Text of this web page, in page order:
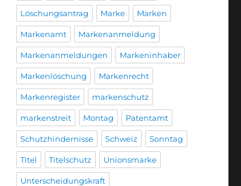
Löschungsantrag Marke Marken
Markenamt Markenanmeldung
Markenanmeldungen Markeninhaber
Markenlöschung Markenrecht
Markenregister markenschutz
markenstreit Montag Patentamt
Schutzhindernisse Schweiz Sonntag
Titel Titelschutz Unionsmarke
Unterscheidungskraft